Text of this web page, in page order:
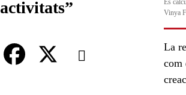
activitats”
Comparteix
Compartir en altres xarxes
Vinya
La
com